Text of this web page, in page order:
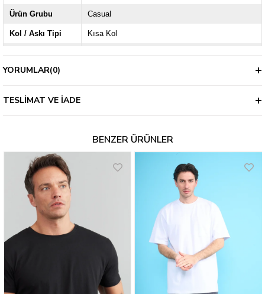
Ürün Grubu Casual
Kol / Askı Tipi Kısa Kol
Kalınlık
YORUMLAR(0)
TESLIMAT VE İADE
BENZER ÜRÜNLER